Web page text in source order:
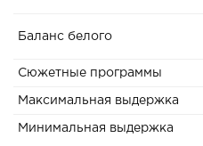
Баланс белого
Сюжетные программы
Максимальная выдержка
Минимальная выдержка